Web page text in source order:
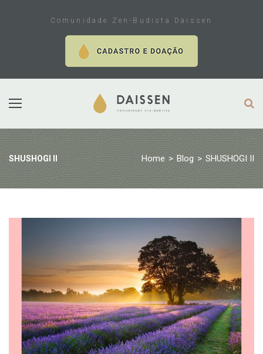
Comunidade Zen-Budista Daissen
SHUSHOGI II Home > Blog > SHUSHOGI II